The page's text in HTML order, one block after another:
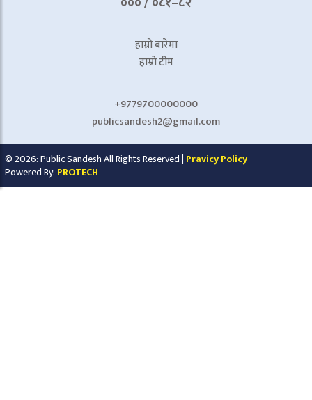
हाम्रो बारेमा
हाम्रो टीम
+9779700000000
publicsandesh2@gmail.com
© 2026: Public Sandesh All Rights Reserved | Pravicy Policy
Powered By: PROTECH